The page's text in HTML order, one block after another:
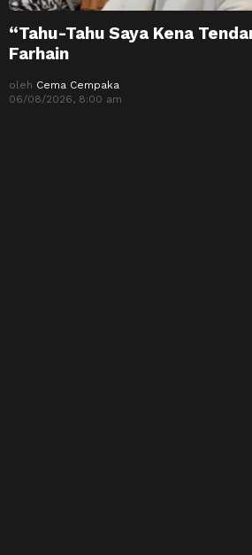
“Tahu-Tahu Saya Kena
Farhain
oleh Cema Cempaka
06/08/2026, 8:00 am